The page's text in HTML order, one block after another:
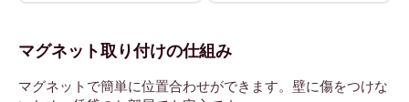
マグネット取り付けの仕組み
マグネットで簡単に位置合わせができます。壁に傷をつけな